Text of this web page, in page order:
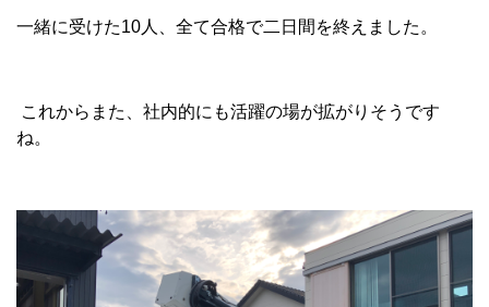
一緒に受けた10人、全て合格で二日間を終えました。
これからまた、社内的にも活躍の場が拡がりそうです
ね。